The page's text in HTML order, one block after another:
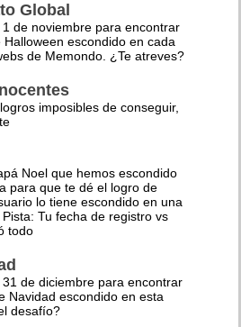
Global
de noviembre para encontrar
escondido en cada
de Memondo. ¿Te atreves?
imposibles de conseguir,
Noel que hemos escondido
para que te dé el logro de
lo tiene escondido en una
Tu fecha de registro vs
todo
de diciembre para encontrar
Navidad escondido en esta
desafío?